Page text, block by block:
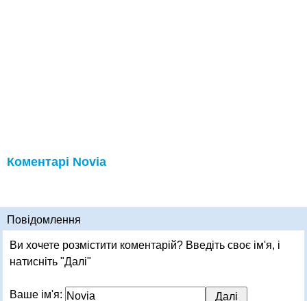
Коментарі Novia
Повідомлення
Ви хочете розмістити коментарій? Введіть своє ім'я, і
натисніть "Далі"
Ваше ім'я: